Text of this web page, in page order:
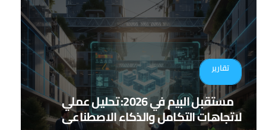
تقارير
مستقبل البيم في 2026: تحليل عملي
لاتجاهات التكامل والذكاء الاصطناعي